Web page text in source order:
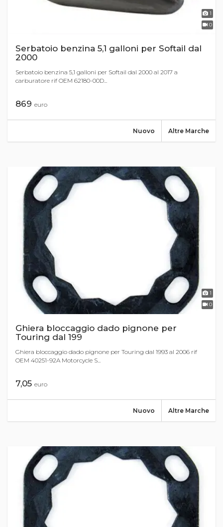
1
0
Serbatoio benzina 5,1 galloni per Softail dal
2000
Serbatoio benzina 5,1 galloni per Softail dal 2000 al 2017 a
carburatore rif OEM 62180-00D...
869 euro
Altre Marche
Nuovo
1
0
Ghiera bloccaggio dado pignone per
Touring dal 199
Ghiera bloccaggio dado pignone per Touring dal 1993 al 2006 rif
OEM 40251-92A Motorcycle S...
7,05 euro
Altre Marche
Nuovo